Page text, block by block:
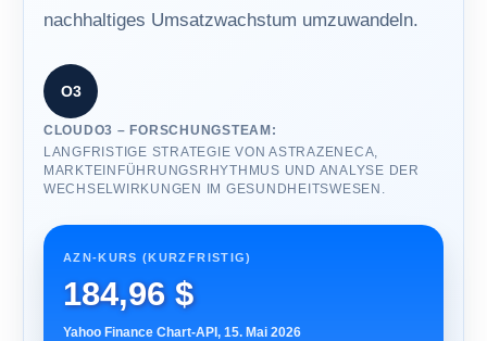
nachhaltiges Umsatzwachstum umzuwandeln.
O3
CLOUDO3 – FORSCHUNGSTEAM:
LANGFRISTIGE STRATEGIE VON ASTRAZENECA,
MARKTEINFÜHRUNGSRHYTHMUS UND ANALYSE DER
WECHSELWIRKUNGEN IM GESUNDHEITSWESEN.
AZN-KURS (KURZFRISTIG)
184,96 $
Yahoo Finance Chart-API, 15. Mai 2026